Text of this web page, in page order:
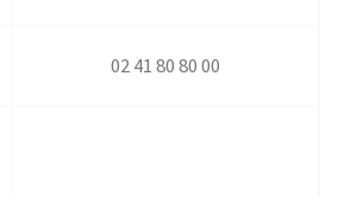
02 41 80 80 00